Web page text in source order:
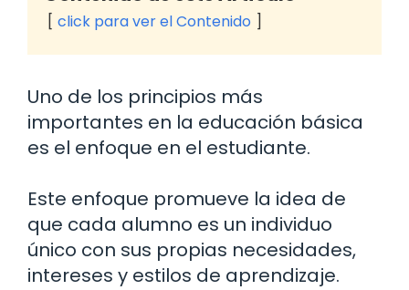
click para ver el Contenido
Uno de los principios más
importantes en la educación básica
es el enfoque en el estudiante.
Este enfoque promueve la idea de
que cada alumno es un individuo
único con sus propias necesidades,
intereses y estilos de aprendizaje.